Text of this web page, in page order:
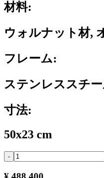
材料:
ウォルナット材,
フレーム:
ステンレススチ
寸法:
50x23 cm
-